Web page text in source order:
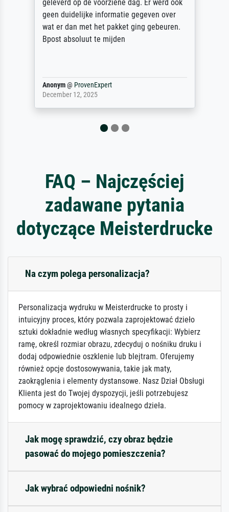
op de voorziene dag. Er werd ook
informatie gegeven over
dan met het pakket ging gebeuren.
absoluut te mijden
ProvenExpert
FAQ – Najczęściej
zadawane pytania
dotyczące Meisterdrucke
Na czym polega personalizacja?
Personalizacja wydruku w Meisterdrucke to prosty i
intuicyjny proces, który pozwala zaprojektować dzieło
sztuki dokładnie według własnych specyfikacji: Wybierz
ramę, określ rozmiar obrazu, zdecyduj o nośniku druku i
dodaj odpowiednie oszklenie lub blejtram. Oferujemy
również opcje dostosowywania, takie jak maty,
zaokrąglenia i elementy dystansowe. Nasz Dział Obsługi
Klienta jest do Twojej dyspozycji, jeśli potrzebujesz
pomocy w zaprojektowaniu idealnego dzieła.
Jak mogę sprawdzić, czy obraz będzie
pasować do mojego pomieszczenia?
Jak wybrać odpowiedni nośnik?